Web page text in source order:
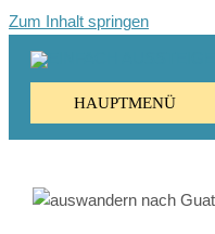
Zum Inhalt springen
HAUPTMENÜ